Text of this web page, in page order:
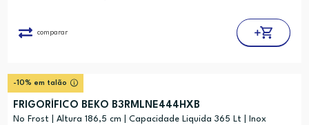
comparar
-10% em talão
FRIGORÍFICO BEKO B3RMLNE444HXB
No Frost | Altura 186,5 cm | Capacidade Liquida 365 Lt | Inox